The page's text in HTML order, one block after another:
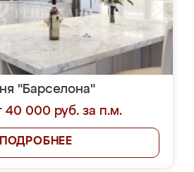
"Барселона"
40 000 руб. за п.м.
ПОДРОБНЕЕ